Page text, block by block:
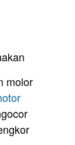
molor